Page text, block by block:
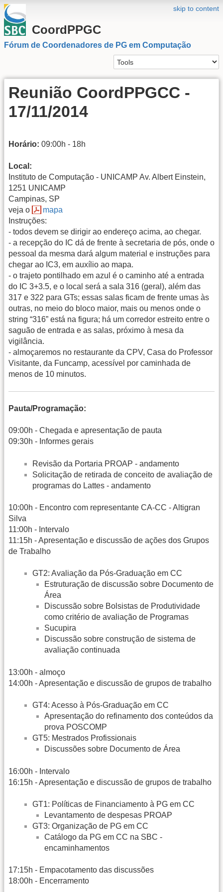
skip to content
CoordPPGC
Fórum de Coordenadores de PG em Computação
Reunião CoordPPGCC -
17/11/2014
Horário: 09:00h - 18h
Local:
Instituto de Computação - UNICAMP Av. Albert Einstein,
1251 UNICAMP
Campinas, SP
veja o
mapa
Instruções:
- todos devem se dirigir ao endereço acima, ao chegar.
- a recepção do IC dá de frente à secretaria de pós, onde o
pessoal da mesma dará algum material e instruções para
chegar ao IC3, em auxílio ao mapa.
- o trajeto pontilhado em azul é o caminho até a entrada
do IC 3+3.5, e o local será a sala 316 (geral), além das
317 e 322 para GTs; essas salas ficam de frente umas às
outras, no meio do bloco maior, mais ou menos onde o
string “316” está na figura; há um corredor estreito entre o
saguão de entrada e as salas, próximo à mesa da
vigilância.
- almoçaremos no restaurante da CPV, Casa do Professor
Visitante, da Funcamp, acessível por caminhada de
menos de 10 minutos.
Pauta/Programação:
09:00h - Chegada e apresentação de pauta
09:30h - Informes gerais
Revisão da Portaria PROAP - andamento
Solicitação de retirada de conceito de avaliação de
programas do Lattes - andamento
10:00h - Encontro com representante CA-CC - Altigran
Silva
11:00h - Intervalo
11:15h - Apresentação e discussão de ações dos Grupos
de Trabalho
GT2: Avaliação da Pós-Graduação em CC
Estruturação de discussão sobre Documento de
Área
Discussão sobre Bolsistas de Produtividade
como critério de avaliação de Programas
Sucupira
Discussão sobre construção de sistema de
avaliação continuada
13:00h - almoço
14:00h - Apresentação e discussão de grupos de trabalho
GT4: Acesso à Pós-Graduação em CC
Apresentação do refinamento dos conteúdos da
prova POSCOMP
GT5: Mestrados Profissionais
Discussões sobre Documento de Área
16:00h - Intervalo
16:15h - Apresentação e discussão de grupos de trabalho
GT1: Políticas de Financiamento à PG em CC
Levantamento de despesas PROAP
GT3: Organização de PG em CC
Catálogo da PG em CC na SBC -
encaminhamentos
17:15h - Empacotamento das discussões
18:00h - Encerramento